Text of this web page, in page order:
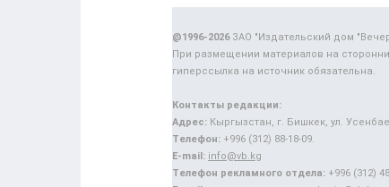
@1996-2026ЗАО "Издательский дом
При размещении материалов на
гиперссылка на источник обязательна.
Контакты редакции:
Адрес: Кыргызстан, г. Бишкек, ул.
Телефон: +996 (312) 88-18-09.
E-mail: info@vb.kg
Телефон рекламного отдела: +996 (312)